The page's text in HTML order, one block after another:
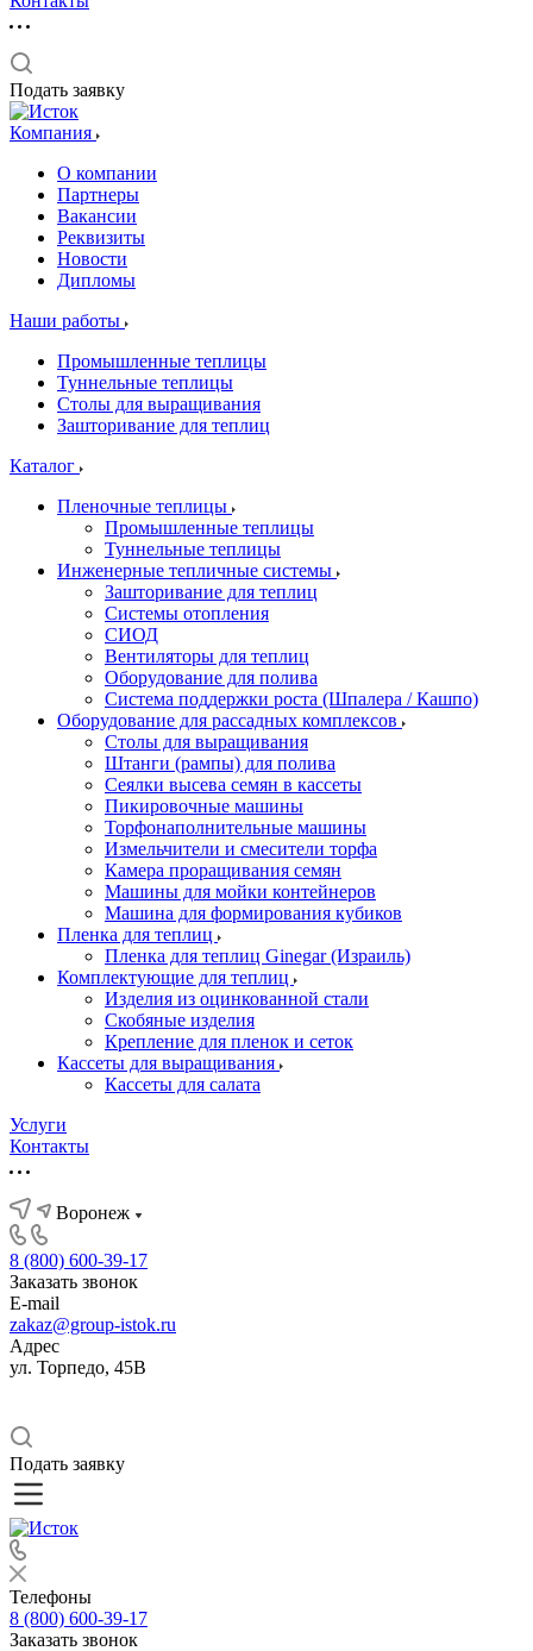
Подать заявку
Компания
О компании
Партнеры
Вакансии
Реквизиты
Новости
Дипломы
Наши работы
Промышленные теплицы
Туннельные теплицы
Столы для выращивания
Зашторивание для теплиц
Каталог
Пленочные теплицы
Промышленные теплицы
Туннельные теплицы
Инженерные тепличные системы
Зашторивание для теплиц
Системы отопления
СИОД
Вентиляторы для теплиц
Оборудование для полива
Система поддержки роста (Шпалера / Кашпо)
Оборудование для рассадных комплексов
Столы для выращивания
Штанги (рампы) для полива
Сеялки высева семян в кассеты
Пикировочные машины
Торфонаполнительные машины
Измельчители и смесители торфа
Камера проращивания семян
Машины для мойки контейнеров
Машина для формирования кубиков
Пленка для теплиц
Пленка для теплиц Ginegar (Израиль)
Комплектующие для теплиц
Изделия из оцинкованной стали
Скобяные изделия
Крепление для пленок и сеток
Кассеты для выращивания
Кассеты для салата
Услуги
Контакты
Воронеж
8 (800) 600-39-17
Заказать звонок
E-mail
zakaz@group-istok.ru
Адрес
ул. Торпедо, 45В
Подать заявку
Телефоны
8 (800) 600-39-17
Заказать звонок